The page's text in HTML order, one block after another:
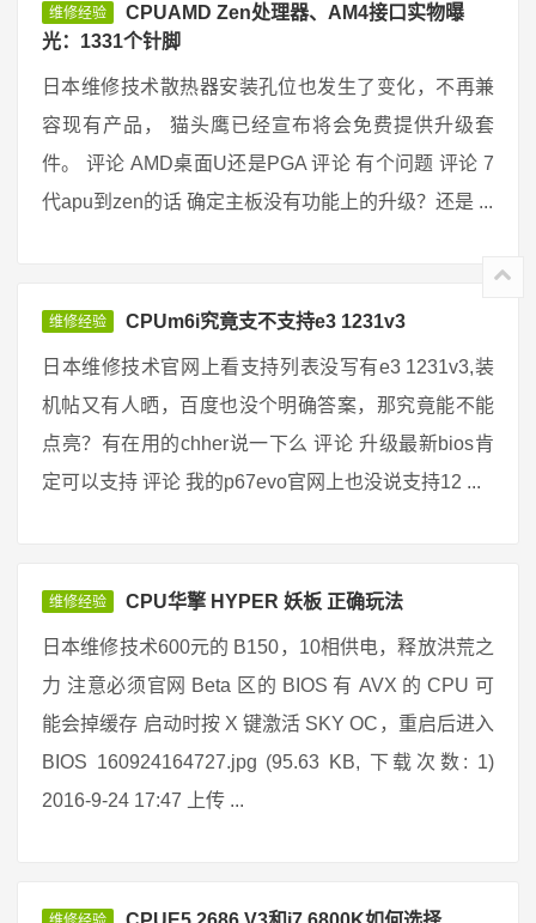
维修经验
CPUAMD Zen处理器、AM4接口实物曝
光：1331个针脚
日本维修技术散热器安装孔位也发生了变化，不再兼
容现有产品， 猫头鹰已经宣布将会免费提供升级套
件。 评论 AMD桌面U还是PGA 评论 有个问题 评论 7
代apu到zen的话 确定主板没有功能上的升级？还是 ...
维修经验 CPUm6i究竟支不支持e3 1231v3
日本维修技术官网上看支持列表没写有e3 1231v3,装
机帖又有人晒，百度也没个明确答案，那究竟能不能
点亮？有在用的chher说一下么 评论 升级最新bios肯
定可以支持 评论 我的p67evo官网上也没说支持12 ...
维修经验 CPU华擎 HYPER 妖板 正确玩法
日本维修技术600元的 B150，10相供电，释放洪荒之
力 注意必须官网 Beta 区的 BIOS 有 AVX 的 CPU 可
能会掉缓存 启动时按 X 键激活 SKY OC，重启后进入
BIOS 160924164727.jpg (95.63 KB, 下载次数: 1)
2016-9-24 17:47 上传 ...